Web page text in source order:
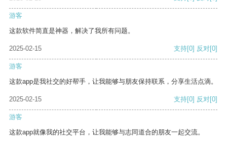
游客
这款软件简直是神器，解决了我所有问题。
2025-02-15 支持[0] 反对[0]
游客
这款app是我社交的好帮手，让我能够与朋友保持联系，分享生活点滴。
2025-02-15 支持[0] 反对[0]
游客
这款app就像我的社交平台，让我能够与志同道合的朋友一起交流。